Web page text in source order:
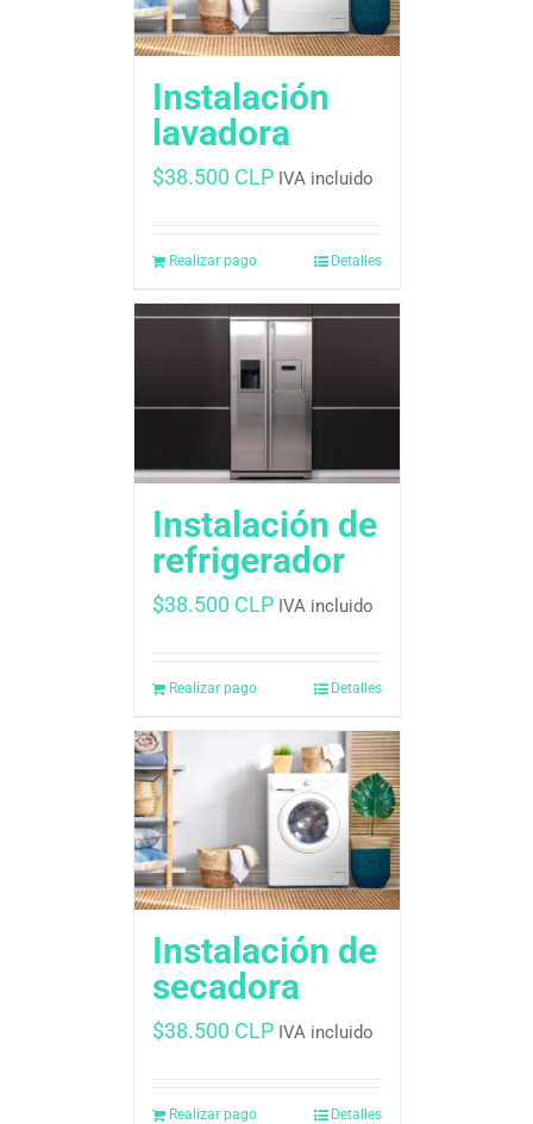
Instalación
lavadora
$38.500 CLP IVA incluido
Realizar pago Detalles
Instalación de
refrigerador
$38.500 CLP IVA incluido
Realizar pago Detalles
Instalación de
secadora
$38.500 CLP IVA incluido
Realizar pago Detalles